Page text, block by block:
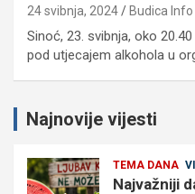
24 svibnja, 2024 Budica Info
Sinoć, 23. svibnja, oko
pod utjecajem alkohola u
Najnovije vijesti
TEMA DANA
Najvažniji